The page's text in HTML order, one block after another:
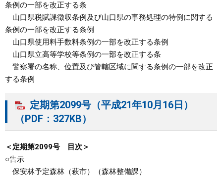
条例の一部を改正する条
山口県税賦課徴収条例及び山口県の事務処理の特例に関する
条例の一部を改正する条例
山口県使用料手数料条例の一部を改正する条例
山口県立高等学校等条例の一部を改正する条
警察署の名称、位置及び管轄区域に関する条例の一部を改正
する条例
定期第2099号（平成21年10月16日）
（PDF：327KB）
＜定期第2099号 目次＞
○告示
保安林予定森林（萩市）（森林整備課）